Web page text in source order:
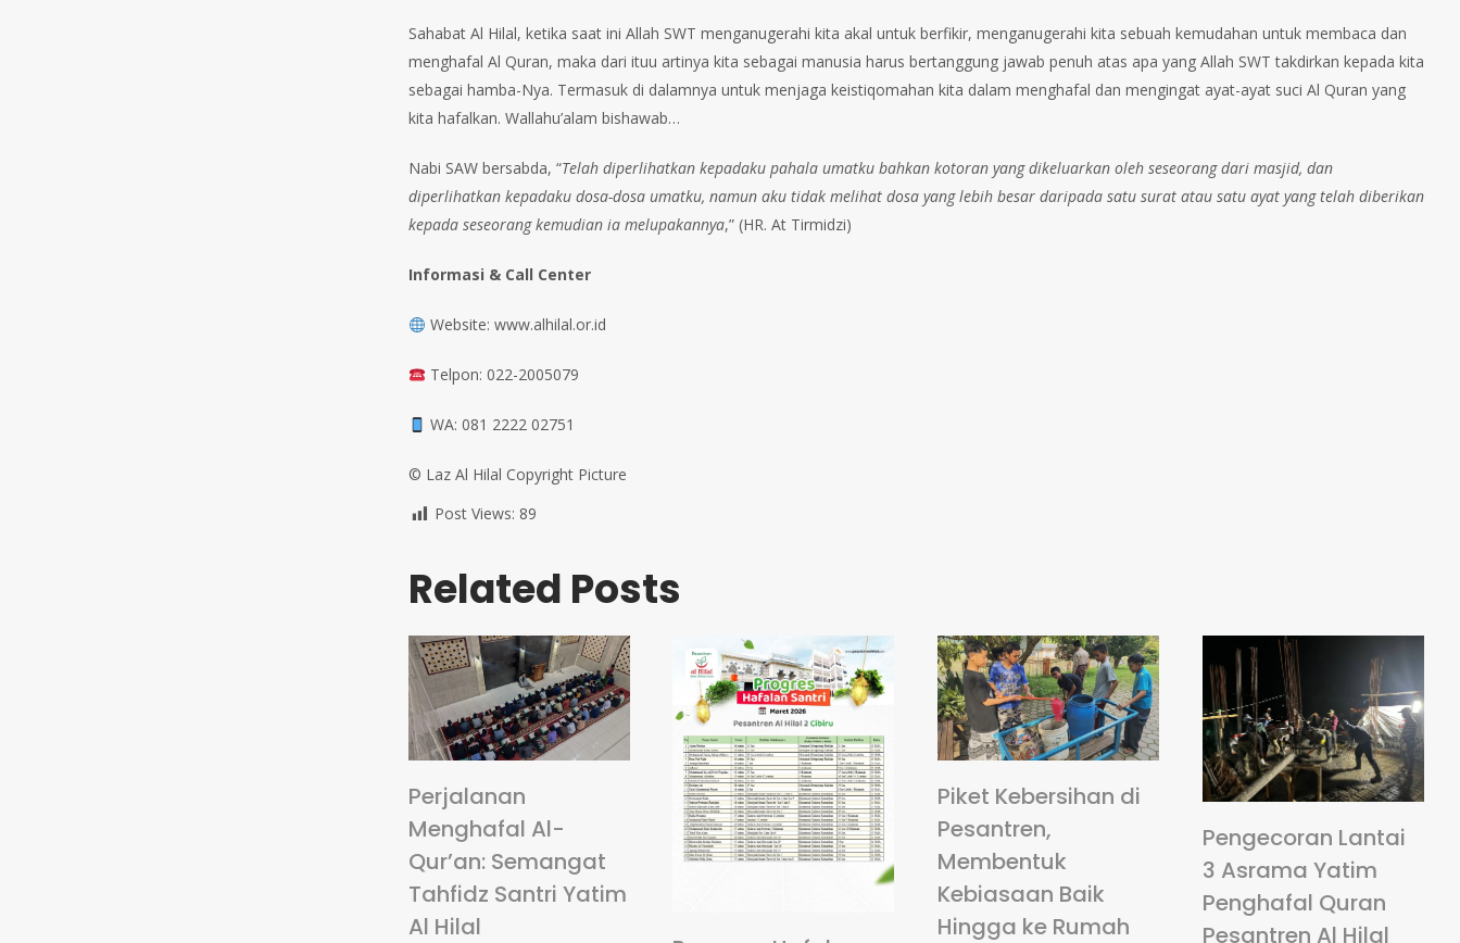
Sahabat Al Hilal, ketika saat ini Allah SWT menganugerahi kita akal untuk berfikir, menganugerahi kita sebuah kemudahan untuk membaca dan
menghafal Al Quran, maka dari ituu artinya kita sebagai manusia harus bertanggung jawab penuh atas apa yang Allah SWT takdirkan kepada kita
sebagai hamba-Nya. Termasuk di dalamnya untuk menjaga keistiqomahan kita dalam menghafal dan mengingat ayat-ayat suci Al Quran yang
kita hafalkan. Wallahu’alam bishawab…
Nabi SAW bersabda, “Telah diperlihatkan kepadaku pahala umatku bahkan kotoran yang dikeluarkan oleh seseorang dari masjid, dan
diperlihatkan kepadaku dosa-dosa umatku, namun aku tidak melihat dosa yang lebih besar daripada satu surat atau satu ayat yang telah diberikan
kepada seseorang kemudian ia melupakannya,” (HR. At Tirmidzi)
Informasi & Call Center
Website: www.alhilal.or.id
Telpon: 022-2005079
WA: 081 2222 02751
©️ Laz Al Hilal Copyright Picture
Post Views: 89
Related Posts
Perjalanan
Menghafal Al-
Qur’an: Semangat
Tahfidz Santri Yatim
Al Hilal
Piket Kebersihan di
Pesantren,
Membentuk
Kebiasaan Baik
Hingga ke Rumah
Pengecoran Lantai
3 Asrama Yatim
Penghafal Quran
Pesantren Al Hilal